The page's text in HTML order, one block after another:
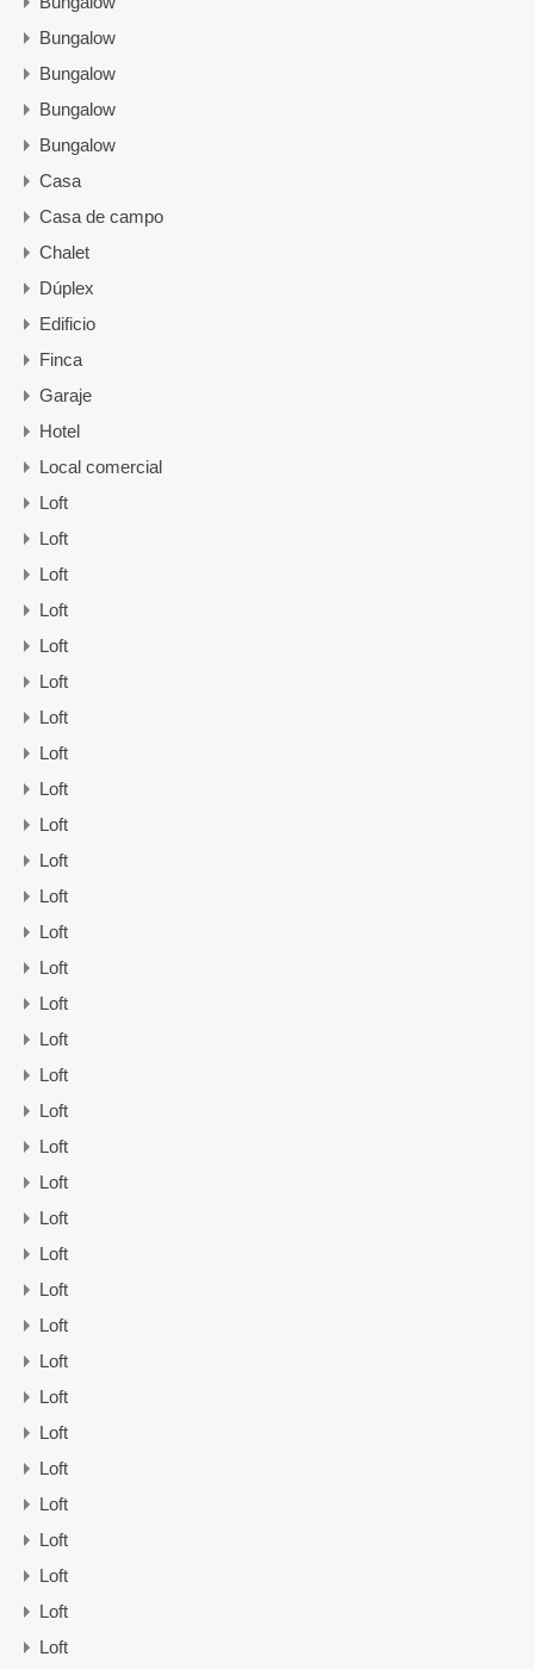
Bungalow
Bungalow
Bungalow
Bungalow
Casa
Casa de campo
Chalet
Dúplex
Edificio
Finca
Garaje
Hotel
Local comercial
Loft
Loft
Loft
Loft
Loft
Loft
Loft
Loft
Loft
Loft
Loft
Loft
Loft
Loft
Loft
Loft
Loft
Loft
Loft
Loft
Loft
Loft
Loft
Loft
Loft
Loft
Loft
Loft
Loft
Loft
Loft
Loft
Loft